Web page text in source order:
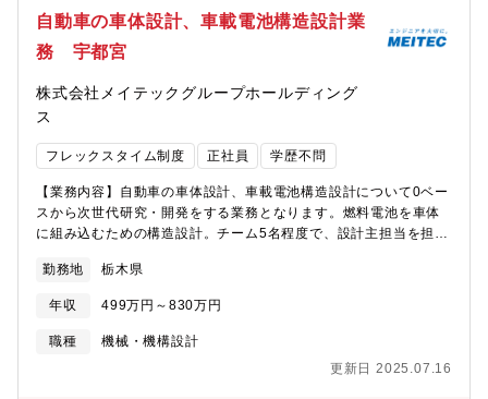
体制】5～10年で1人前に技術者となりますので、指導を受けなが
ら成長していただきます。【働き方】出張：年間数回程度【企業
について】■同社は「DXによる商材変革」「国際事業の拡充と収
げ、売上高1300億円、温室効果ガス排出量50%削減を目指してお
ります。■空港の顔認証によるスピーディーなチェックインを実現
ンスの入退出管理ゲートは同社開発の技術となります。■近年は積
象に約30カ国へ製品を納入しております。当社がこれまで製品を
納めた都市での新路線や延伸案件を獲得すると共に、保守・メン
テナンスビジネスの拡大を図り、持続的な事業展開を推進しま
す。■健康経営優良法人2023の認定を受けており、家族手当／産
時代のインフラプロバイダーとして、世界の人々から尊敬される
同社の魅力】■鉄道信号技術の国産化と発展を担い,創業1928年に
誕生それから約100年に渡り、日本の鉄道の正確性や新幹線の安全
自動車の車体設計、車載電池構造設計業
務 宇都宮
株式会社メイテックグループホールディング
ス
フレックスタイム制度 正社員 学歴不問
【業務内容】自動車の車体設計、車載電池構造設計について0ベー
スから次世代研究・開発をする業務となります。燃料電池を車体
に組み込むための構造設計。チーム5名程度で、設計主担当を担当
Abaqus
勤務地 栃木県
年収 499万円～830万円
職種
機械・機構設計
更新日 2025.07.16